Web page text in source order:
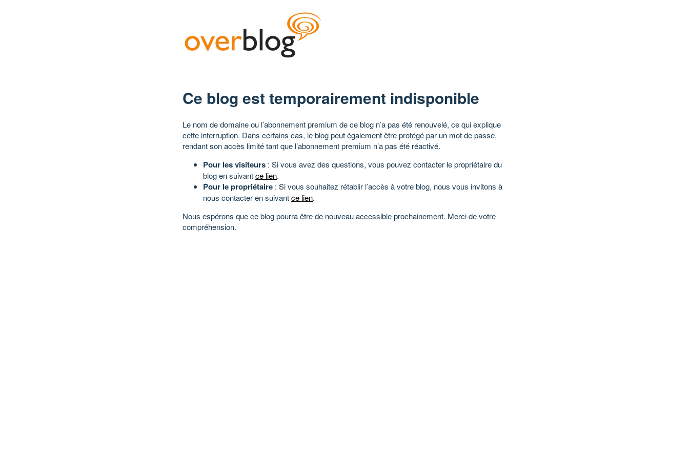
Ce blog est temporairement indisponible
Le nom de domaine ou l’abonnement premium de ce blog n’a pas été renouvelé, ce qui explique
cette interruption. Dans certains cas, le blog peut également être protégé par un mot de passe,
rendant son accès limité tant que l’abonnement premium n’a pas été réactivé.
Pour les visiteurs : Si vous avez des questions, vous pouvez contacter le propriétaire du
blog en suivantce lien.
Pour le propriétaire : Si vous souhaitez rétablir l’accès à votre blog, nous vous invitons à
nous contacter en suivantce lien.
Nous espérons que ce blog pourra être de nouveau accessible prochainement. Merci de votre
compréhension.